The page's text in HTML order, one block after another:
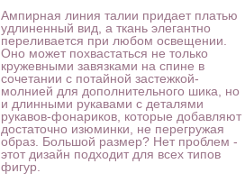
Ампирная линия талии придает платью
удлиненный вид, а ткань элегантно
переливается при любом освещении.
Оно может похвастаться не только
кружевными завязками на спине в
сочетании с потайной застежкой-
молнией для дополнительного шика, но
и длинными рукавами с деталями
рукавов-фонариков, которые добавляют
достаточно изюминки, не перегружая
образ. Большой размер? Нет проблем -
этот дизайн подходит для всех типов
фигур.